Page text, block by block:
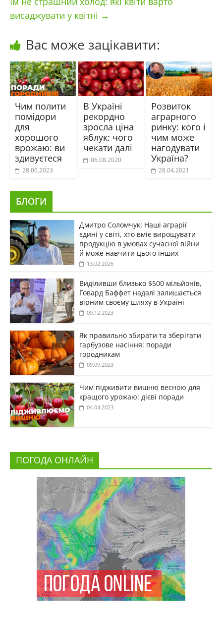
висаджувати у квітні →
Вас може зацікавити:
Чим полити
помідори
для
хорошого
врожаю: ви
здивуєтеся
28.06.2023
В Україні
рекордно
зросла ціна
яблук: чого
чекати далі
06.08.2020
Розвиток
аграрного
ринку: кого і
чим може
нагодувати
Україна?
28.04.2021
БЛОГИ
Дмитро Соломчук: Наші аграрії
єдині у світі, хто вміє вирощувати
продукцію в умовах сучасної війни
й може навчити цього інших
13.02.2026
Виділивши близько $500 мільйонів,
Говард Баффет надалі залишається
вірним своєму шляху в Україні
09.12.2023
Як правильно збирати та зберігати
гарбузове насіння: поради
городникам
09.09.2023
Чим підживити вишню весною для
кращого урожаю: дієві поради
04.04.2023
ПОГОДА ОНЛАЙН